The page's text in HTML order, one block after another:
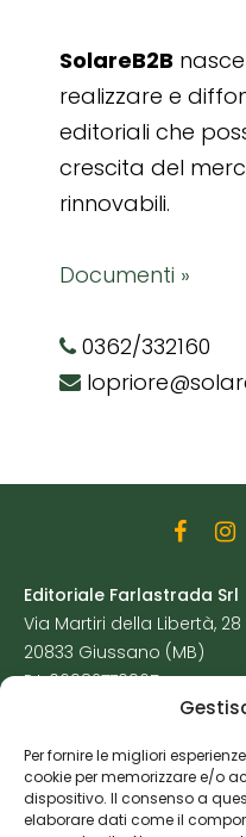
Per fornire le migliori
cookie per memorizzare e/o
dispositivo. Il consenso a
elaborare dati come il
SolareB2B
realizzare e
editoriali che
crescita del
rinnovabili.
Documenti »
0362/332160
Editoriale Farlastrada Srl
Via Martiri della Libertà, 28
20833 Giussano (MB)
P.I. 06982770965
Cookie Policy
Risorse Aggiuntive